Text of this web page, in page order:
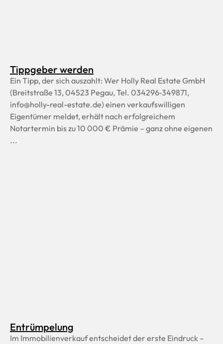
Tippgeber werden
Ein Tipp, der sich auszahlt: Wer Holly Real Estate GmbH
(Breitstraße 13, 04523 Pegau, Tel. 034296‑349871,
info@holly-real-estate.de) einen verkaufswilligen
Eigentümer meldet, erhält nach erfolgreichem
Notartermin bis zu 10 000 € Prämie – ganz ohne eigenen
...
Entrümpelung
Im Immobilienverkauf entscheidet der erste Eindruck –